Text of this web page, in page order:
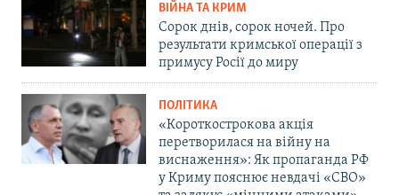
ВІЙНА ТА КРИМ
Сорок днів, сорок ночей. Про
результати кримської операції з
примусу Росії до миру
ПОЛІТИКА
«Короткострокова акція
перетворилася на війну на
виснаження»: Як пропаганда РФ
у Криму пояснює невдачі «СВО»